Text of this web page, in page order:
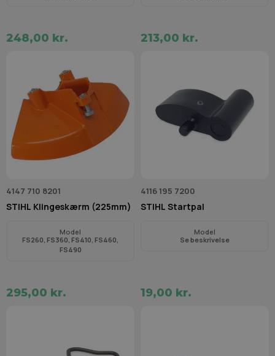
248,00 kr. 213,00 kr.
4147 710 8201
STIHL Klingeskærm (225mm)
Model
FS260, FS360, FS410, FS460,
FS490
295,00 kr.
4116 195 7200
STIHL Startpal
Model
Se beskrivelse
19,00 kr.